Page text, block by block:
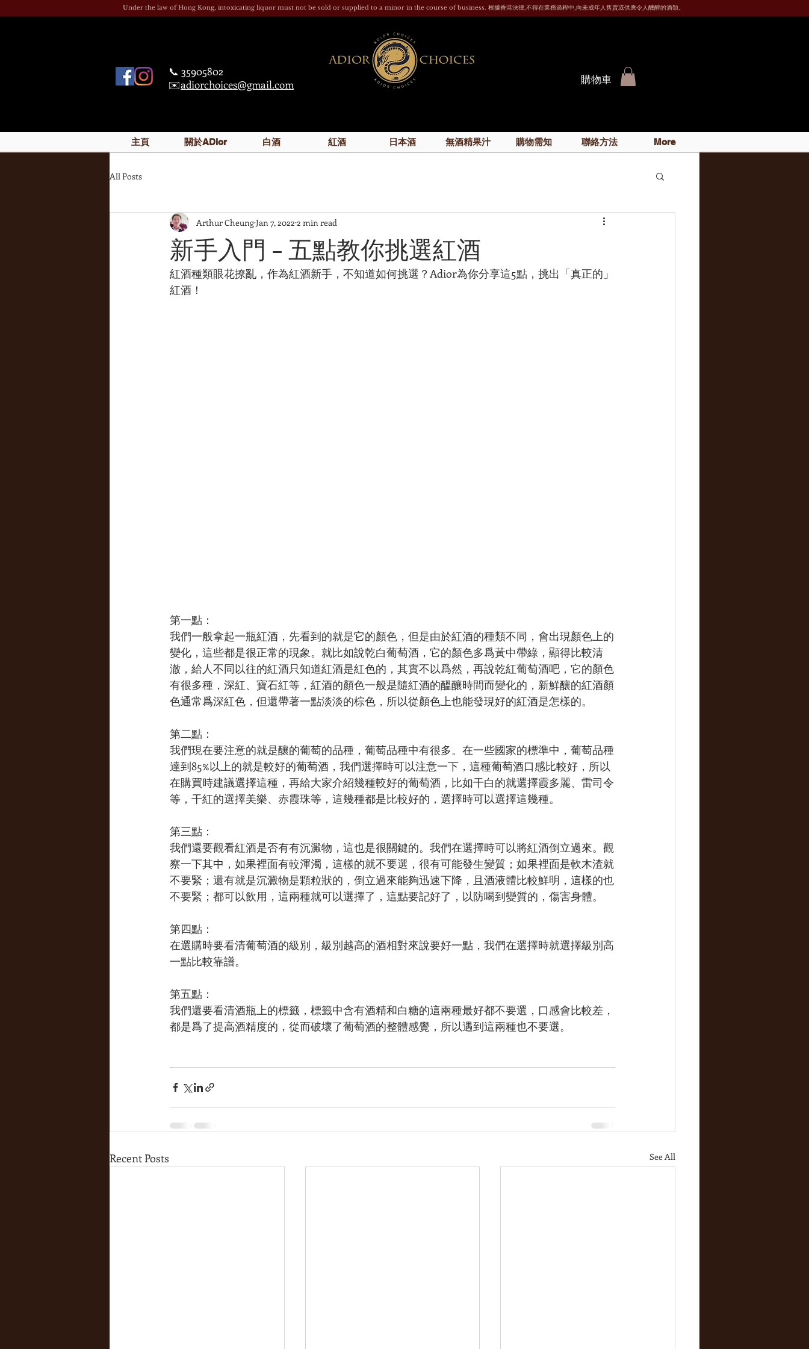
Under the law of Hong Kong, intoxicating liquor must not be sold or supplied to a minor in the course of business. 根據香港法律,不得在業務過程中,向未成年人售賣或供應令人醺醉的酒類。
📞 35905802
✉️adiorchoices@gmail.com 購物車
主頁 關於ADior 白酒 紅酒 日本酒 無酒精果汁 購物需知 聯絡方法 More
All Posts
新手入門 - 五點教你挑選紅酒
Arthur CheungJan 7, 2022 2 min read
紅酒種類眼花撩亂，作為紅酒新手，不知道如何挑選？Adior為你分享這5點，挑出「真正的」
紅酒！
第一點：
我們一般拿起一瓶紅酒，先看到的就是它的顏色，但是由於紅酒的種類不同，會出現顏色上的
變化，這些都是很正常的現象。就比如說乾白葡萄酒，它的顏色多爲黃中帶綠，顯得比較清
澈，給人不同以往的紅酒只知道紅酒是紅色的，其實不以爲然，再說乾紅葡萄酒吧，它的顏色
有很多種，深紅、寶石紅等，紅酒的顏色一般是隨紅酒的醞釀時間而變化的，新鮮釀的紅酒顏
色通常爲深紅色，但還帶著一點淡淡的棕色，所以從顏色上也能發現好的紅酒是怎樣的。
第二點：
我們現在要注意的就是釀的葡萄的品種，葡萄品種中有很多。在一些國家的標準中，葡萄品種
達到85%以上的就是較好的葡萄酒，我們選擇時可以注意一下，這種葡萄酒口感比較好，所以
在購買時建議選擇這種，再給大家介紹幾種較好的葡萄酒，比如干白的就選擇霞多麗、雷司令
等，干紅的選擇美樂、赤霞珠等，這幾種都是比較好的，選擇時可以選擇這幾種。
第三點：
我們還要觀看紅酒是否有有沉澱物，這也是很關鍵的。我們在選擇時可以將紅酒倒立過來。觀
察一下其中，如果裡面有較渾濁，這樣的就不要選，很有可能發生變質；如果裡面是軟木渣就
不要緊；還有就是沉澱物是顆粒狀的，倒立過來能夠迅速下降，且酒液體比較鮮明，這樣的也
不要緊；都可以飲用，這兩種就可以選擇了，這點要記好了，以防喝到變質的，傷害身體。
第四點：
在選購時要看清葡萄酒的級別，級別越高的酒相對來說要好一點，我們在選擇時就選擇級別高
一點比較靠譜。
第五點：
我們還要看清酒瓶上的標籤，標籤中含有酒精和白糖的這兩種最好都不要選，口感會比較差，
都是爲了提高酒精度的，從而破壞了葡萄酒的整體感覺，所以遇到這兩種也不要選。
Recent Posts See All